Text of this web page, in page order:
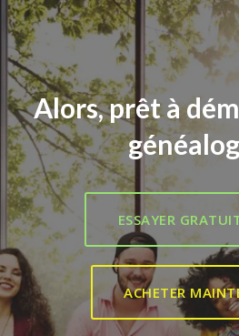
Alors, prêt à
ESSAYER
ACHETER